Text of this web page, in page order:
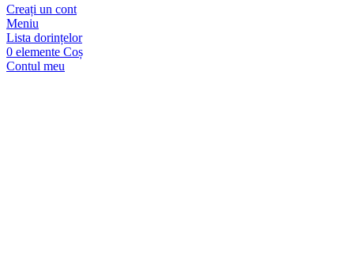
Creați un cont
Meniu
Lista dorințelor
0 elemente Coș
Contul meu